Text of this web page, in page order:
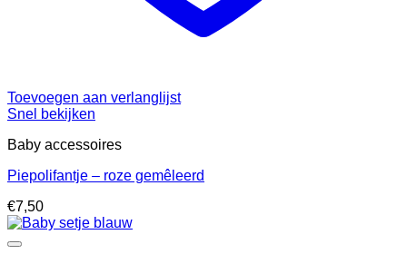
Toevoegen aan verlanglijst
Snel bekijken
Baby accessoires
Piepolifantje – roze gemêleerd
€7,50